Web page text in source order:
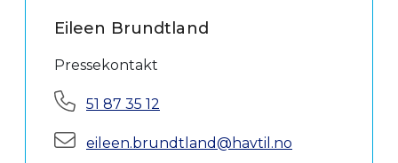
Eileen Brundtland
Pressekontakt
Telefon:51 87 35 12
E-post:eileen.brundtland@havtil.no